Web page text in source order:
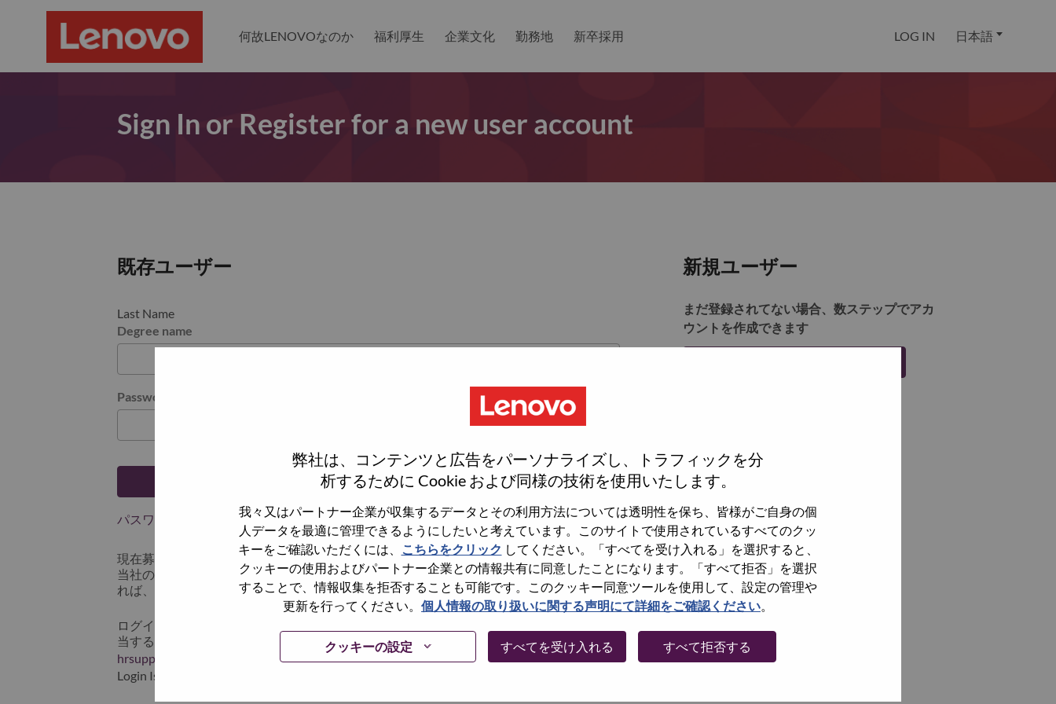
弊社は、コンテンツと広告をパーソナライズし、トラフィックを分
析するために Cookie および同様の技術を使用いたします。
我々又はパートナー企業が収集するデータとその利用方法については透明性を保ち、皆様がご自身の個
人データを最適に管理できるようにしたいと考えています。このサイトで使用されているすべてのクッ
キーをご確認いただくには、
こちらをクリック してください。「すべてを受け入れる」を選択すると、
クッキーの使用およびパートナー企業との情報共有に同意したことになります。「すべて拒否」を選択
することで、情報収集を拒否することも可能です。このクッキー同意ツールを使用して、設定の管理や
更新を行ってください。 個人情報の取り扱いに関する声明にて詳細をご確認ください。
クッキーの設定 すべてを受け入れる すべて拒否する
何故LENOVOなのか 福利厚生 企業文化 勤務地 新卒採用 LOG IN 日本語
Sign In or Register for a new user account
既存ユーザー
Last Name
Degree name
Password
パスワードを忘れましたか？
現在募集中の職種に最近応募しましたでしょうか。その場合、あなたのメールアドレスは
当社のシステムに保存されています。 よって「Forget Password?」をクリックして頂け
れば、リセットしてログインできます。
ログインや新規ユーザーとしての登録時に問題が発生した場合は、エラーの詳細内容と該
当するスクリーンショットのデータを添えて、当社HRサポート 担当
hrsupport@lenovo.com
までお問い合わせ頂けますか。またメールの件名に「Applicant
Login Issue」と入れてください。内容を確認後、サポート担当よりご連絡いたします。
新規ユーザー
まだ登録されてない場合、数ステップでアカ
ウントを作成できます